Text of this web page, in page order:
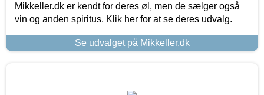
Mikkeller.dk er kendt for deres øl, men de sælger også
vin og anden spiritus. Klik her for at se deres udvalg.
Se udvalget på Mikkeller.dk